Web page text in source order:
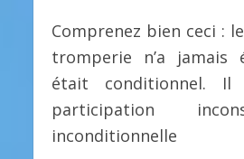
Comprenez bien ceci :
tromperie n’a jamais
était conditionnel. Il
participation
inconditionnelle